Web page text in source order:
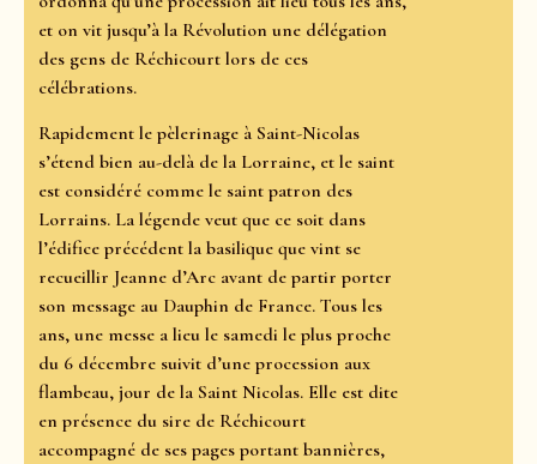
et on vit jusqu’à la Révolution une délégation
des gens de Réchicourt lors de ces
célébrations.
Rapidement le pèlerinage à Saint-Nicolas
s’étend bien au-delà de la Lorraine, et le saint
est considéré comme le saint patron des
Lorrains. La légende veut que ce soit dans
l’édifice précédent la basilique que vint se
recueillir Jeanne d’Arc avant de partir porter
son message au Dauphin de France. Tous les
ans, une messe a lieu le samedi le plus proche
du 6 décembre suivit d’une procession aux
flambeau, jour de la Saint Nicolas. Elle est dite
en présence du sire de Réchicourt
accompagné de ses pages portant bannières,